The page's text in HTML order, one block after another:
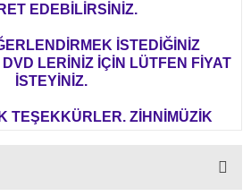
EDEBİLİRSİNİZ.
İSTEDİĞİNİZ
LERİNİZ İÇİN LÜTFEN FİYAT
İSTEYİNİZ.
TEŞEKKÜRLER. ZİHNİMÜZİK